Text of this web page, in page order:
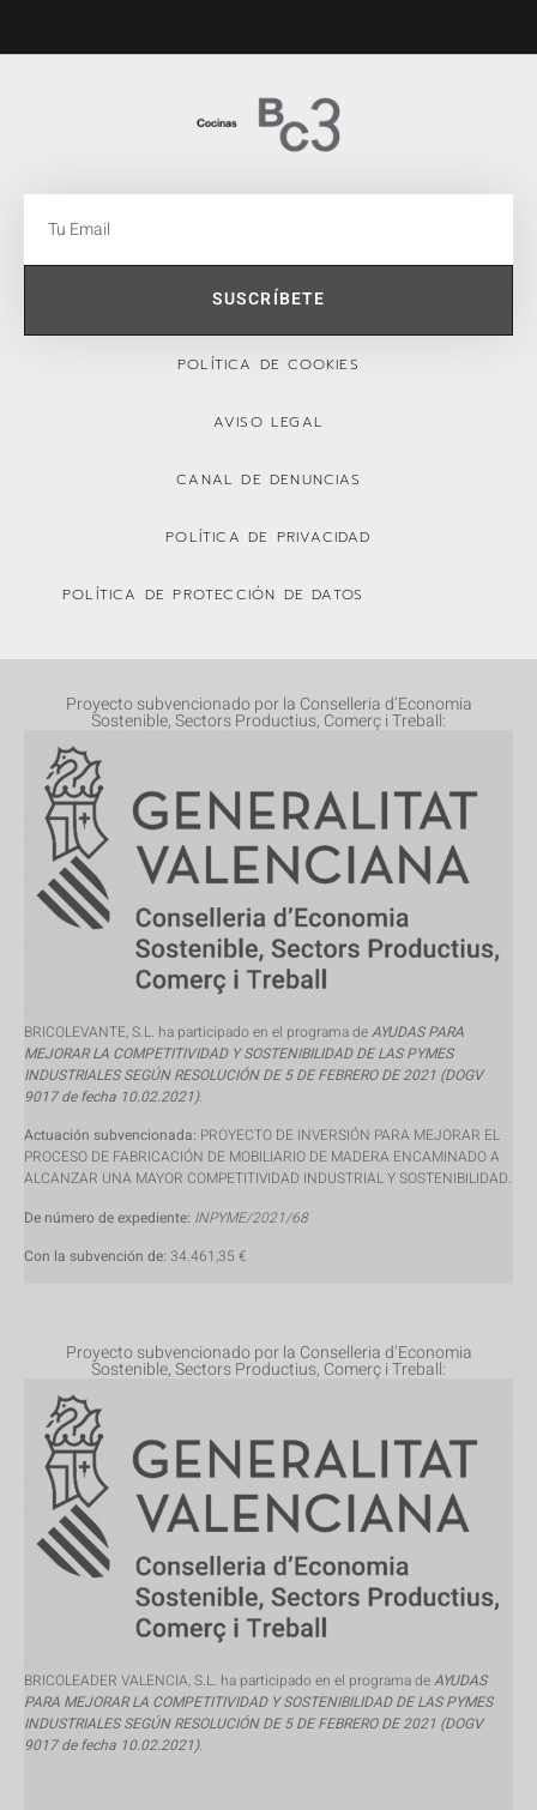
SUSCRÍBETE
POLÍTICA DE COOKIES
AVISO LEGAL
CANAL DE DENUNCIAS
POLÍTICA DE PRIVACIDAD
POLÍTICA DE PROTECCIÓN DE DATOS
Proyecto subvencionado por la Conselleria d’Economia
Sostenible, Sectors Productius, Comerç i Treball:
BRICOLEVANTE, S.L. ha participado en el programa deAYUDAS PARA
MEJORAR LA COMPETITIVIDAD Y SOSTENIBILIDAD DE LAS PYMES
INDUSTRIALES SEGÚN RESOLUCIÓN DE 5 DE FEBRERO DE 2021 (DOGV
9017 de fecha 10.02.2021).
Actuación subvencionada: PROYECTO DE INVERSIÓN PARA MEJORAR EL
PROCESO DE FABRICACIÓN DE MOBILIARIO DE MADERA ENCAMINADO A
ALCANZAR UNA MAYOR COMPETITIVIDAD INDUSTRIAL Y SOSTENIBILIDAD.
De número de expediente: INPYME/2021/68
Con la subvención de: 34.461,35 €
Proyecto subvencionado por la Conselleria d’Economia
Sostenible, Sectors Productius, Comerç i Treball:
BRICOLEADER VALENCIA, S.L. ha participado en el programa deAYUDAS
PARA MEJORAR LA COMPETITIVIDAD Y SOSTENIBILIDAD DE LAS PYMES
INDUSTRIALES SEGÚN RESOLUCIÓN DE 5 DE FEBRERO DE 2021 (DOGV
9017 de fecha 10.02.2021).